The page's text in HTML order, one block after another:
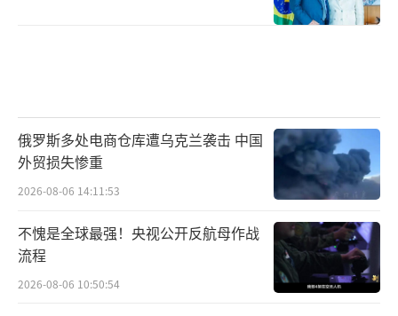
俄罗斯多处电商仓库遭乌克兰袭击 中国
外贸损失惨重
2026-08-06 14:11:53
不愧是全球最强！央视公开反航母作战
流程
2026-08-06 10:50:54